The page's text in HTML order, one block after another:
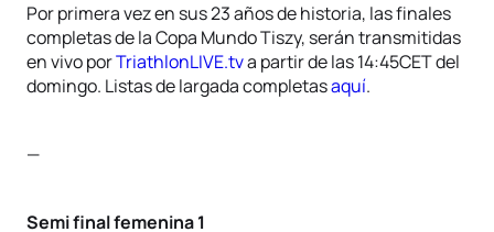
Por primera vez en sus 23 años de historia, las finales
completas de la Copa Mundo Tiszy, serán transmitidas
en vivo porTriathlonLIVE.tva partir de las 14:45CET del
domingo. Listas de largada completasaquí.
—
Semi final femenina 1